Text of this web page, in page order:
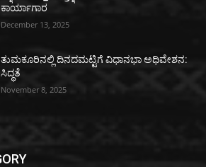
ಕಾರ್ಯಾಗಾರ
December 13, 2025
ತುಮಕೂರಿನಲ್ಲಿ ದಿನದಮಟ್ಟಿಗೆ ವಿಧಾನಭಾ ಅಧಿವೇಶನ:
ಸಿದ್ಧತೆ
November 8, 2025